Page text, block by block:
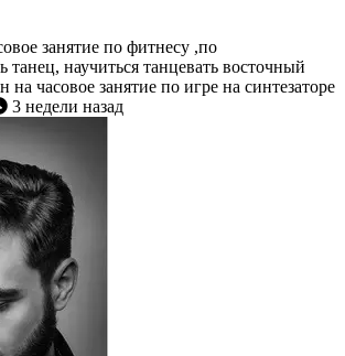
занятие по фитнесу ,по
танец, научиться танцевать восточный
на часовое занятие по игре на синтезаторе
3 недели назад